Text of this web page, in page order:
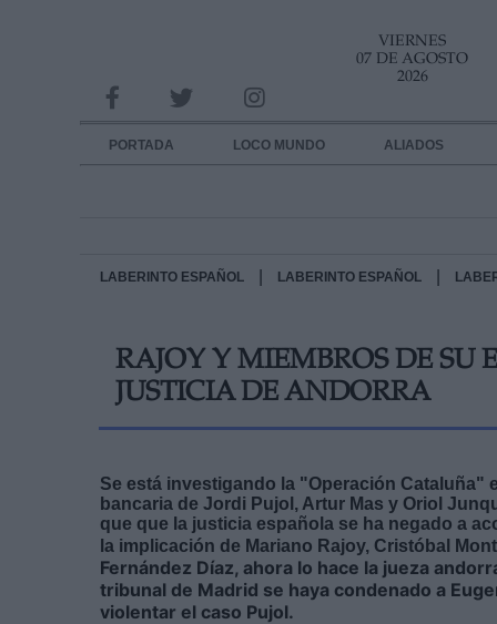
VIERNES
07 DE AGOSTO
2026
PORTADA LOCO MUNDO ALIADOS
LABERINTO ESPAÑOL LABERINTO ESPAÑOL
RAJOY Y MIEMBROS DE SU
JUSTICIA DE ANDORRA
Se está investigando la "Operación Cataluña"
bancaria de Jordi Pujol, Artur Mas y Oriol
que que la justicia española se ha negado a
la implicación de Mariano Rajoy, Cristóbal
Fernández Díaz, ahora lo hace la jueza
tribunal de Madrid se haya condenado a
violentar el caso Pujol.
INFORMACION SOBRE LA PROTECCIÓN DE TUS DATOS
Responsable:
Destinatarios:
link
Información adicional
link